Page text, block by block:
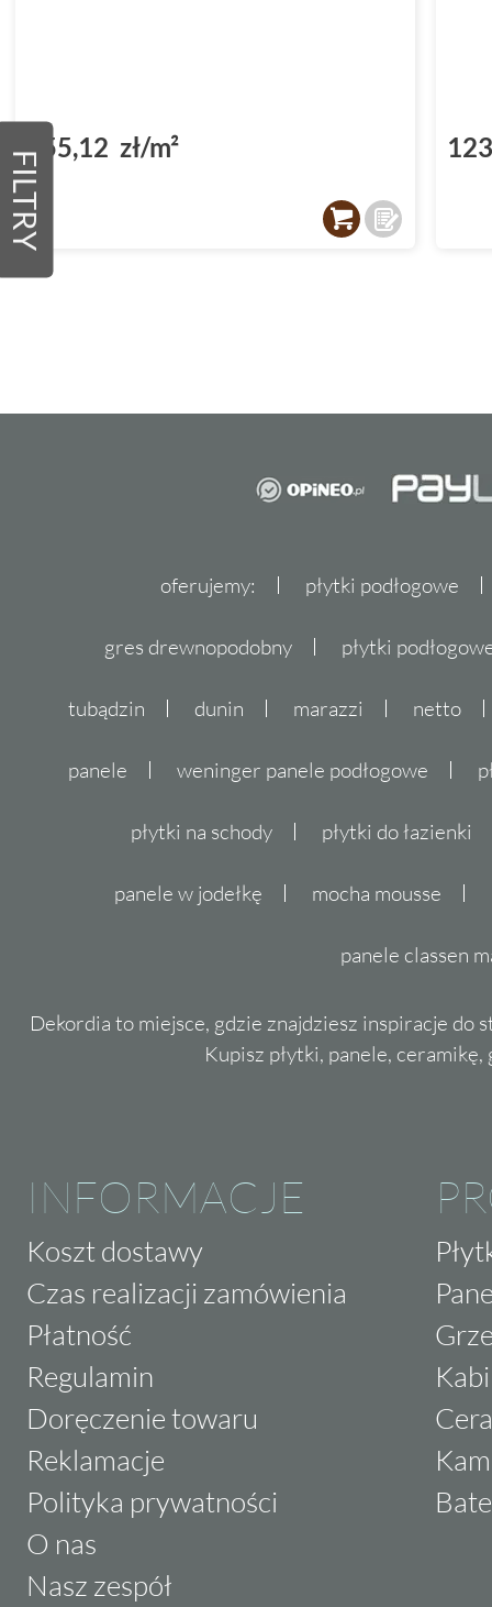
FILTRY
155,12 zł/m²
oferujemy: płytki podłogowe
gres drewnopodobny płytki
tubądzin dunin marazzi netto
panele weninger panele podłogowe
płytki na schody płytki do łazienki
panele w jodełkę mocha mousse
panele classen
Dekordia to miejsce, gdzie znajdziesz inspiracje do
Kupisz płytki, panele,
INFORMACJE
Koszt dostawy
Czas realizacji zamówienia
Płatność
Regulamin
Doręczenie towaru
Reklamacje
Polityka prywatności
O nas
Nasz zespół